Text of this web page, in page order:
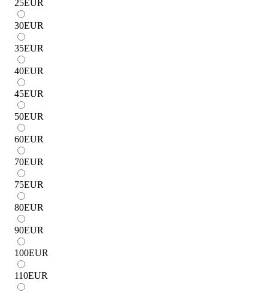
25EUR
30EUR
35EUR
40EUR
45EUR
50EUR
60EUR
70EUR
75EUR
80EUR
90EUR
100EUR
110EUR